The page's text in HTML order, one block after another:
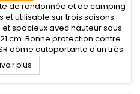
de randonnée et de camping
utilisable sur trois saisons.
spacieux avec hauteur sous
cm. Bonne protection contre
dôme autoportante d'un très
trois campeurs aventuriers....
plus